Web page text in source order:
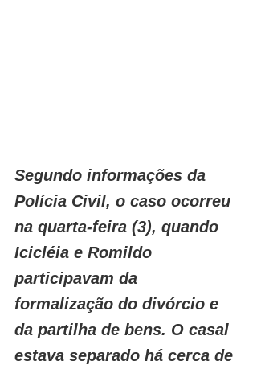
Segundo informações da
Polícia Civil, o caso ocorreu
na quarta-feira (3), quando
Icicléia e Romildo
participavam da
formalização do divórcio e
da partilha de bens. O casal
estava separado há cerca de